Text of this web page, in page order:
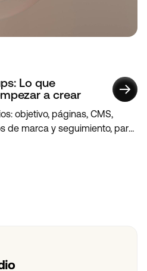
Lo que
a crear
objetivo, páginas, CMS,
de marca y seguimiento, para